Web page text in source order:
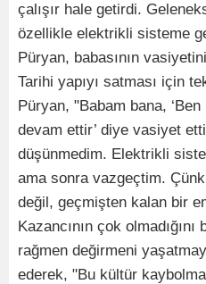
çalışır hale getirdi.
özellikle elektrikli sisteme
Püryan, babasının
Tarihi yapıyı satması için
Püryan, "Babam bana,
devam ettir’ diye vasiyet
düşünmedim. Elektrikli
ama sonra vazgeçtim.
değil, geçmişten kalan bir
Kazancının çok
rağmen değirmeni
ederek, "Bu kültür